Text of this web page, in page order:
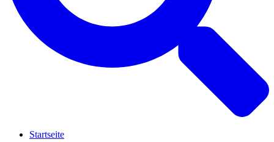
Startseite